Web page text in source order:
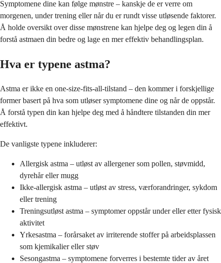
Symptomene dine kan følge mønstre – kanskje de er verre om
morgenen, under trening eller når du er rundt visse utløsende faktorer.
Å holde oversikt over disse mønstrene kan hjelpe deg og legen din å
forstå astmaen din bedre og lage en mer effektiv behandlingsplan.
Hva er typene astma?
Astma er ikke en one-size-fits-all-tilstand – den kommer i forskjellige
former basert på hva som utløser symptomene dine og når de oppstår.
Å forstå typen din kan hjelpe deg med å håndtere tilstanden din mer
effektivt.
De vanligste typene inkluderer:
Allergisk astma – utløst av allergener som pollen, støvmidd,
dyrehår eller mugg
Ikke-allergisk astma – utløst av stress, værforandringer, sykdom
eller trening
Treningsutløst astma – symptomer oppstår under eller etter fysisk
aktivitet
Yrkesastma – forårsaket av irriterende stoffer på arbeidsplassen
som kjemikalier eller støv
Sesongastma – symptomene forverres i bestemte tider av året